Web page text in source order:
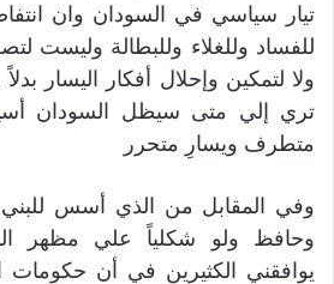
تيار سياسي في السودان وان
للفساد وللغلاء وللبطالة وليست
ولا لتمكين وإحلال أفكار اليسار
تري إلي متى سيظل السودان
متطرف ويسارِ متحرر
وفي المقابل من الذي أسس للبني
وحافظ ولو شكلياً علي مظهر
يوافقني الكثيرين في أن